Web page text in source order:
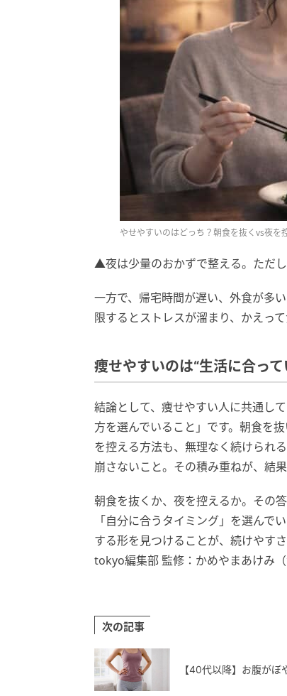
やせやすいのはどっち？朝食を抜くvs夜を
▲夜は少量のおかずで整える。ただ
一方で、帰宅時間が遅い、外食が多
限するとストレスが溜まり、かえっ
痩せやすいのは“生活に合っ
結論として、痩せやすい人に共通し
方を選んでいること」です。朝食を
を控える方法も、無理なく続けられ
崩さないこと。その積み重ねが、結果
朝食を抜くか、夜を控えるか。その
「自分に合うタイミング」を選んで
する形を見つけることが、続けやす
tokyo編集部 監修：かめやまあけみ
次の記事
【40代以降】お腹が